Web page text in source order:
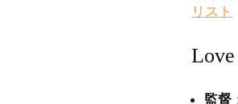
リスト
監督